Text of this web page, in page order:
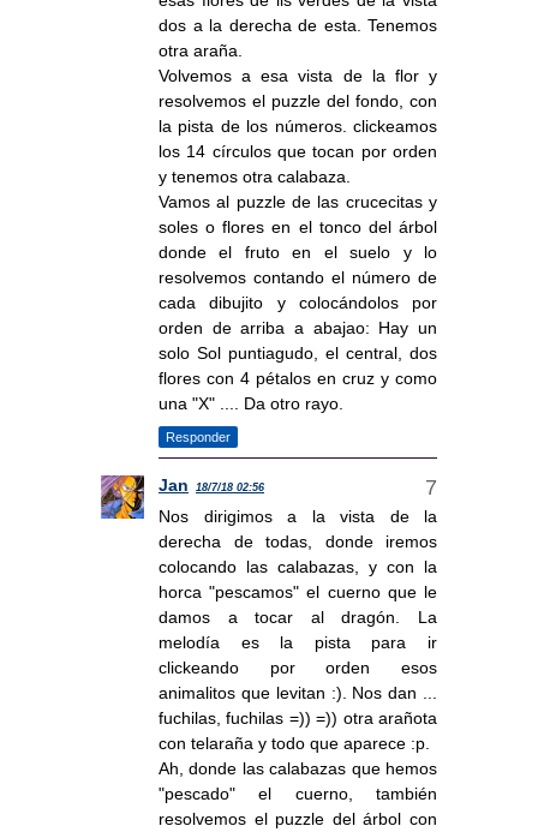
dos a la derecha de esta. Tenemos
otra araña.
Volvemos a esa vista de la flor y
resolvemos el puzzle del fondo, con
la pista de los números. clickeamos
los 14 círculos que tocan por orden
y tenemos otra calabaza.
Vamos al puzzle de las crucecitas y
soles o flores en el tonco del árbol
donde el fruto en el suelo y lo
resolvemos contando el número de
cada dibujito y colocándolos por
orden de arriba a abajao: Hay un
solo Sol puntiagudo, el central, dos
flores con 4 pétalos en cruz y como
una "X" .... Da otro rayo.
Responder
Jan 18/7/18 02:56
Nos dirigimos a la vista de la
derecha de todas, donde iremos
colocando las calabazas, y con la
horca "pescamos" el cuerno que le
damos a tocar al dragón. La
melodía es la pista para ir
clickeando por orden esos
animalitos que levitan :). Nos dan ...
fuchilas, fuchilas =)) =)) otra arañota
con telaraña y todo que aparece :p.
Ah, donde las calabazas que hemos
"pescado" el cuerno, también
resolvemos el puzzle del árbol con